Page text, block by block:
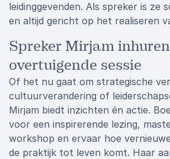
leidinggevenden. Als spreker is ze
en altijd gericht op het realiseren
Spreker Mirjam
overtuigende sessie
Of het nu gaat om strategische
cultuurverandering of
Mirjam biedt inzichten én actie.
voor een inspirerende lezing,
workshop en ervaar hoe
de praktijk tot leven komt. Haar